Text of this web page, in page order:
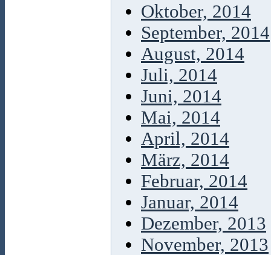
Oktober, 2014
September, 2014
August, 2014
Juli, 2014
Juni, 2014
Mai, 2014
April, 2014
März, 2014
Februar, 2014
Januar, 2014
Dezember, 2013
November, 2013